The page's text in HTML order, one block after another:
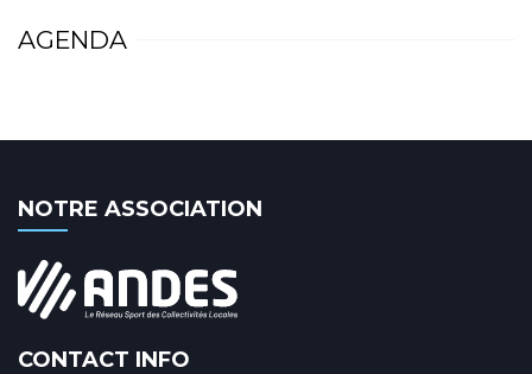
AGENDA
NOTRE ASSOCIATION
CONTACT INFO